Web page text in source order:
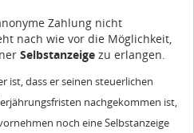
Zahlung nicht
nach wie vor die Möglichkeit,
Selbstanzeige zu erlangen.
ist, dass er seinen steuerlichen
nachgekommen ist,
noch eine Selbstanzeige